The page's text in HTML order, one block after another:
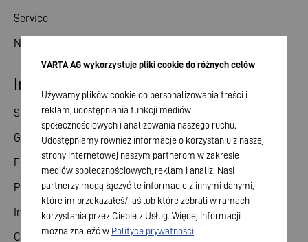
Service
News
Investor relations
Share
General meeting
Financial calendar
Publications
Investor contact
Corporate governance
VARTA AG wykorzystuje pliki cookie do różnych celów
Używamy plików cookie do personalizowania treści i
reklam, udostępniania funkcji mediów
społecznościowych i analizowania naszego ruchu.
Udostępniamy również informacje o korzystaniu z naszej
strony internetowej naszym partnerom w zakresie
mediów społecznościowych, reklam i analiz. Nasi
partnerzy mogą łączyć te informacje z innymi danymi,
które im przekazałeś/-aś lub które zebrali w ramach
korzystania przez Ciebie z Usług. Więcej informacji
można znaleźć w Polityce prywatności.